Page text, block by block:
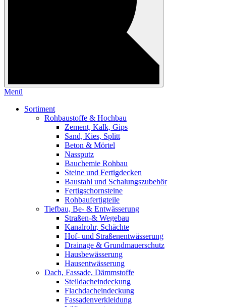
Menü
Sortiment
Rohbaustoffe & Hochbau
Zement, Kalk, Gips
Sand, Kies, Splitt
Beton & Mörtel
Nassputz
Bauchemie Rohbau
Steine und Fertigdecken
Baustahl und Schalungszubehör
Fertigschornsteine
Rohbaufertigteile
Tiefbau, Be- & Entwässerung
Straßen-& Wegebau
Kanalrohr, Schächte
Hof- und Straßenentwässerung
Drainage & Grundmauerschutz
Hausbewässerung
Hausentwässerung
Dach, Fassade, Dämmstoffe
Steildacheindeckung
Flachdacheindeckung
Fassadenverkleidung